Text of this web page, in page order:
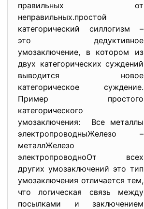
правильных от
неправильных.простой
категорический силлогизм –
это дедуктивное
умозаключение, в котором из
двух категорических суждений
выводится новое
категорическое суждение.
Пример простого
категорического
умозаключения: Все металлы
электропроводныЖелезо –
металлЖелезо
электропроводноОт всех
других умозаключений это тип
умозаключения отличается тем,
что логическая связь между
посылками и заключением